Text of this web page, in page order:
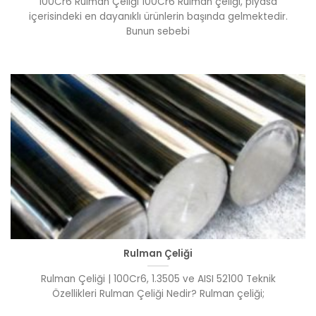
içerisindeki en dayanıklı ürünlerin başında gelmektedir.
Bunun sebebi
Rulman Çeliği
Rulman Çeliği | 100Cr6, 1.3505 ve AISI 52100 Teknik
Özellikleri Rulman Çeliği Nedir? Rulman çeliği;